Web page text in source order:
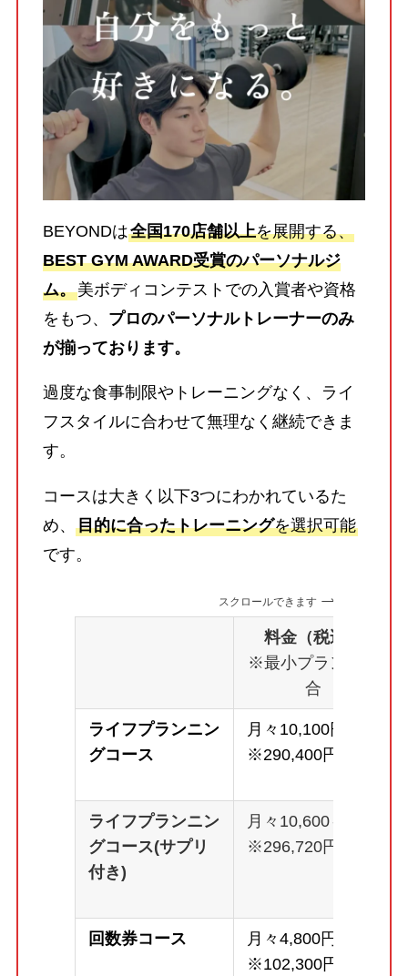
BEYONDは全国170店舗以上を展開する、
BEST GYM AWARD受賞のパーソナルジ
ム。美ボディコンテストでの入賞者や資格
をもつ、 プロのパーソナルトレーナーのみ
が揃っております。
過度な食事制限やトレーニングなく、ライ
フスタイルに合わせて無理なく継続できま
す。
コースは大きく以下3つにわかれているた
め、 目的に合ったトレーニングを選択可能
です。
スクロールできます
料金（税込）
※最小プランの場
合
ライフプランニン
グコース
月々10,100円～
※290,400円
ライフプランニン
グコース(サプリ
付き)
月々10,600～
※296,720円
回数券コース
月々4,800円～
※102,300円